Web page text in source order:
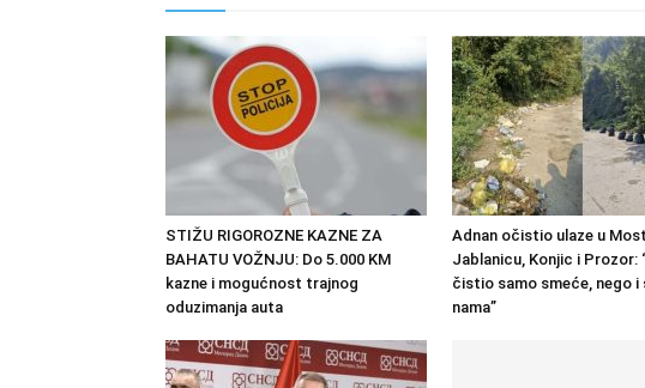
STIŽU RIGOROZNE KAZNE ZA
BAHATU VOŽNJU: Do 5.000 KM
kazne i mogućnost trajnog
oduzimanja auta
Adnan očistio ulaze u
Jablanicu, Konjic i Prozor:
čistio samo smeće, nego i
nama”